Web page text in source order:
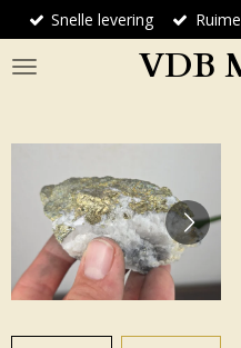
Ga
direct
naar
VDB
Snelle levering